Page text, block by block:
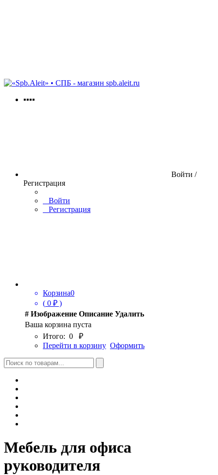
spb.aleit.ru
▪▪▪▪
Войти /
Регистрация
Войти
Регистрация
Корзина0
( 0 ₽ )
# Изображение Описание Удалить
Ваша корзина пуста
Итого: 0
₽
Перейти в корзину Оформить
Мебель для офиса
руководителя